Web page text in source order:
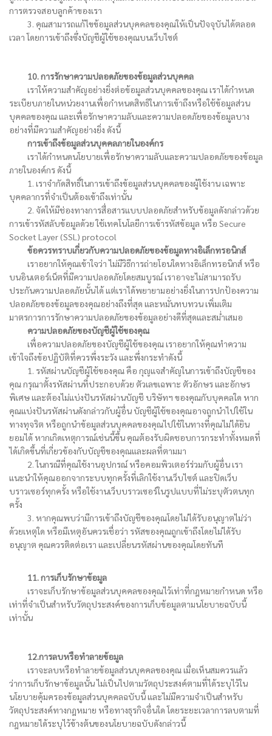
การตรวจสอบลูกค้าของเรา
3. คุณสามารถแก้ไขข้อมูลส่วนบุคคลของคุณให้เป็นปัจจุบันได้ตลอด
เวลา โดยการเข้าถึงซึ่งบัญชีผู้ใช้ของคุณบนเว็บไซต์
10. การรักษาความปลอดภัยของข้อมูลส่วนบุคคล
เราให้ความสำคัญอย่างยิ่งต่อข้อมูลส่วนบุคคลของคุณ เราได้กำหนด
ระเบียบภายในหน่วยงานเพื่อกำหนดสิทธิในการเข้าถึงหรือใช้ข้อมูลส่วน
บุคคลของคุณ และเพื่อรักษาความลับและความปลอดภัยของข้อมูลบาง
อย่างที่มีความสำคัญอย่างยิ่ง ดังนี้
การเข้าถึงข้อมูลส่วนบุคคลภายในองค์กร
เราได้กำหนดนโยบายเพื่อรักษาความลับและความปลอดภัยของข้อมูล
ภายในองค์กร ดังนี้
1. เราจำกัดสิทธิ์ในการเข้าถึงข้อมูลส่วนบุคคลของผู้ใช้งาน เฉพาะ
บุคคลากรที่จำเป็นต้องเข้าถึงเท่านั้น
2. จัดให้มีช่องทางการสื่อสารแบบปลอดภัยสำหรับข้อมูลดังกล่าวด้วย
การเข้ารหัสลับข้อมูลด้วย ใช้เทคโนโลยีการเข้ารหัสข้อมูล หรือ Secure
Socket Layer (SSL) protocol
ข้อควรทราบเกี่ยวกับความปลอดภัยของข้อมูลทางอิเล็กทรอนิกส์
เราอยากให้คุณเข้าใจว่า ไม่มีวิธีการถ่ายโอนใดทางอิเล็กทรอนิกส์ หรือ
บนอินเตอร์เน็ตที่มีความปลอดภัยโดยสมบูรณ์ เราอาจะไม่สามารถรับ
ประกันความปลอดภัยนั้นได้ แต่เราได้พยายามอย่างยิ่งในการปกป้องความ
ปลอดภัยของข้อมูลของคุณอย่างถึงที่สุด และหมั่นทบทวน เพิ่มเติม
มาตรการการรักษาความปลอดภัยของข้อมูลอย่างดีที่สุดและสม่ำเสมอ
ความปลอดภัยของบัญชีผู้ใช้ของคุณ
เพื่อความปลอดภัยของบัญชีผู้ใช้ของคุณ เราอยากให้คุณทำความ
เข้าใจถึงข้อปฏิบัติที่ควรพึ่งระวัง และพึ่งกระทำดังนี้
1. รหัสผ่านบัญชีผู้ใช้ของคุณ คือ กุญแจสำคัญในการเข้าถึงบัญชีของ
คุณ กรุณาตั้งรหัสผ่านที่ประกอบด้วย ตัวเลขเฉพาะ ตัวอักษร และอักษร
พิเศษ และต้องไม่แบ่งปันรหัสผ่านบัญชี บริษัทฯ ของคุณกับบุคคลใด หาก
คุณแบ่งปันรหัสผ่านดังกล่าวกับผู้อื่น บัญชีผู้ใช้ของคุณอาจถูกนำไปใช้ใน
ทางทุจริต หรือถูกนำข้อมูลส่วนบุคคลของคุณไปใช้ในทางที่คุณไม่ได้ยิน
ยอมได้ หากเกิดเหตุการณ์เช่นนี้ขึ้น คุณต้องรับผิดชอบการกระทำทั้งหมดที่
ได้เกิดขึ้นที่เกี่ยวข้องกับบัญชีของคุณและผลที่ตามมา
2. ในกรณีที่คุณใช้งานอุปกรณ์ หรือคอมพิวเตอร์ร่วมกับผู้อื่น เรา
แนะนำให้คุณออกจากระบบทุกครั้งที่เลิกใช้งานเว็บไซต์ และปิดเว็บ
บราวเซอร์ทุกครั้ง หรือใช้งานเว็บบราวเซอร์ในรูปแบบที่ไม่ระบุตัวตนทุก
ครั้ง
3. หากคุณพบว่ามีการเข้าถึงบัญชีของคุณโดยไม่ได้รับอนุญาตไม่ว่า
ด้วยเหตุใด หรือมีเหตุอันควรเชื่อว่า รหัสของคุณถูกเข้าถึงโดยไม่ได้รับ
อนุญาต คุณควรติดต่อเรา และเปลี่ยนรหัสผ่านของคุณโดยทันที
11. การเก็บรักษาข้อมูล
เราจะเก็บรักษาข้อมูลส่วนบุคคลของคุณไว้เท่าที่กฎหมายกำหนด หรือ
เท่าที่จำเป็นสำหรับวัตถุประสงค์ของการเก็บข้อมูลตามนโยบายฉบับนี้
เท่านั้น
12.การลบหรือทำลายข้อมูล
เราจะลบหรือทำลายข้อมูลส่วนบุคคลของคุณ เมื่อเห็นสมควรแล้ว
ว่าการเก็บรักษาข้อมูลนั้น ไม่เป็นไปตามวัตถุประสงค์ตามที่ได้ระบุไว้ใน
นโยบายคุ้มครองข้อมูลส่วนบุคคลฉบับนี้ และไม่มีความจำเป็นสำหรับ
วัตถุประสงค์ทางกฎหมาย หรือทางธุรกิจอื่นใด โดยระยะเวลาการลบตามที่
กฎหมายได้ระบุไว้ข้างต้นของนโยบายฉบับดังกล่าวนี้